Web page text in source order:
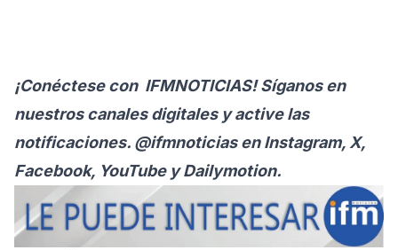
¡Conéctese con IFMNOTICIAS! Síganos en
nuestros canales digitales y active las
notificaciones. @ifmnoticias en Instagram, X,
Facebook, YouTube y Dailymotion.